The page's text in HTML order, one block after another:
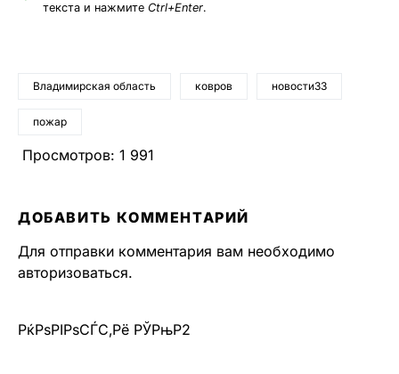
текста и нажмите Ctrl+Enter.
Владимирская область ковров новости33
пожар
Просмотров: 1 991
ДОБАВИТЬ КОММЕНТАРИЙ
Для отправки комментария вам необходимо
авторизоваться.
РќРѕРІРѕСЃС‚Рё РЎРњР2